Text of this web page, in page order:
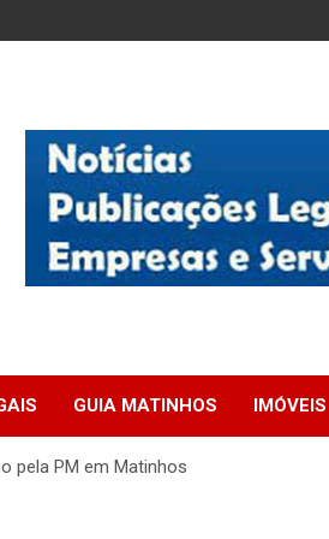
GUIA MATINHOS IMÓVEIS
pela PM em Matinhos